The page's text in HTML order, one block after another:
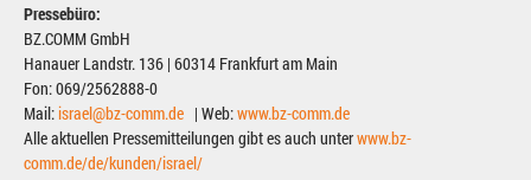
Pressebüro:
BZ.COMM GmbH
Hanauer Landstr. 136 | 60314 Frankfurt am Main
Fon: 069/2562888-0
Mail:israel@bz-comm.de | Web:www.bz-comm.de
Alle aktuellen Pressemitteilungen gibt es auch unterwww.bz-
comm.de/de/kunden/israel/